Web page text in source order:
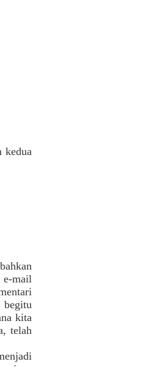
kedua
e-mail
begitu
kita
telah